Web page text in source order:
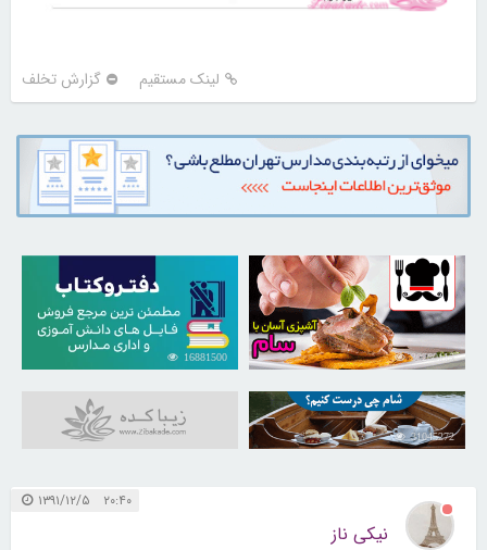
لینک مستقیم گزارش تخلف
30260115
16881500
31045272
۲۰:۴۰ ۱۳۹۱/۱۲/۵
نیکی ناز